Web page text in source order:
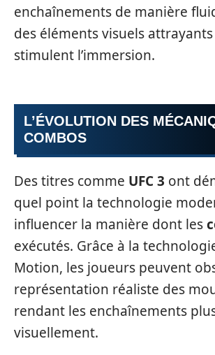
enchaînements de manière
des éléments visuels
stimulent l’immersion.
L’ÉVOLUTION DES
COMBOS
Des titres comme UFC 3 ont
quel point la technologie
influencer la manière dont les
exécutés. Grâce à la
Motion, les joueurs peuvent
représentation réaliste des
rendant les enchaînements
visuellement.